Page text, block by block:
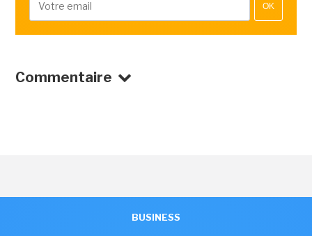
OK
Commentaire
BUSINESS